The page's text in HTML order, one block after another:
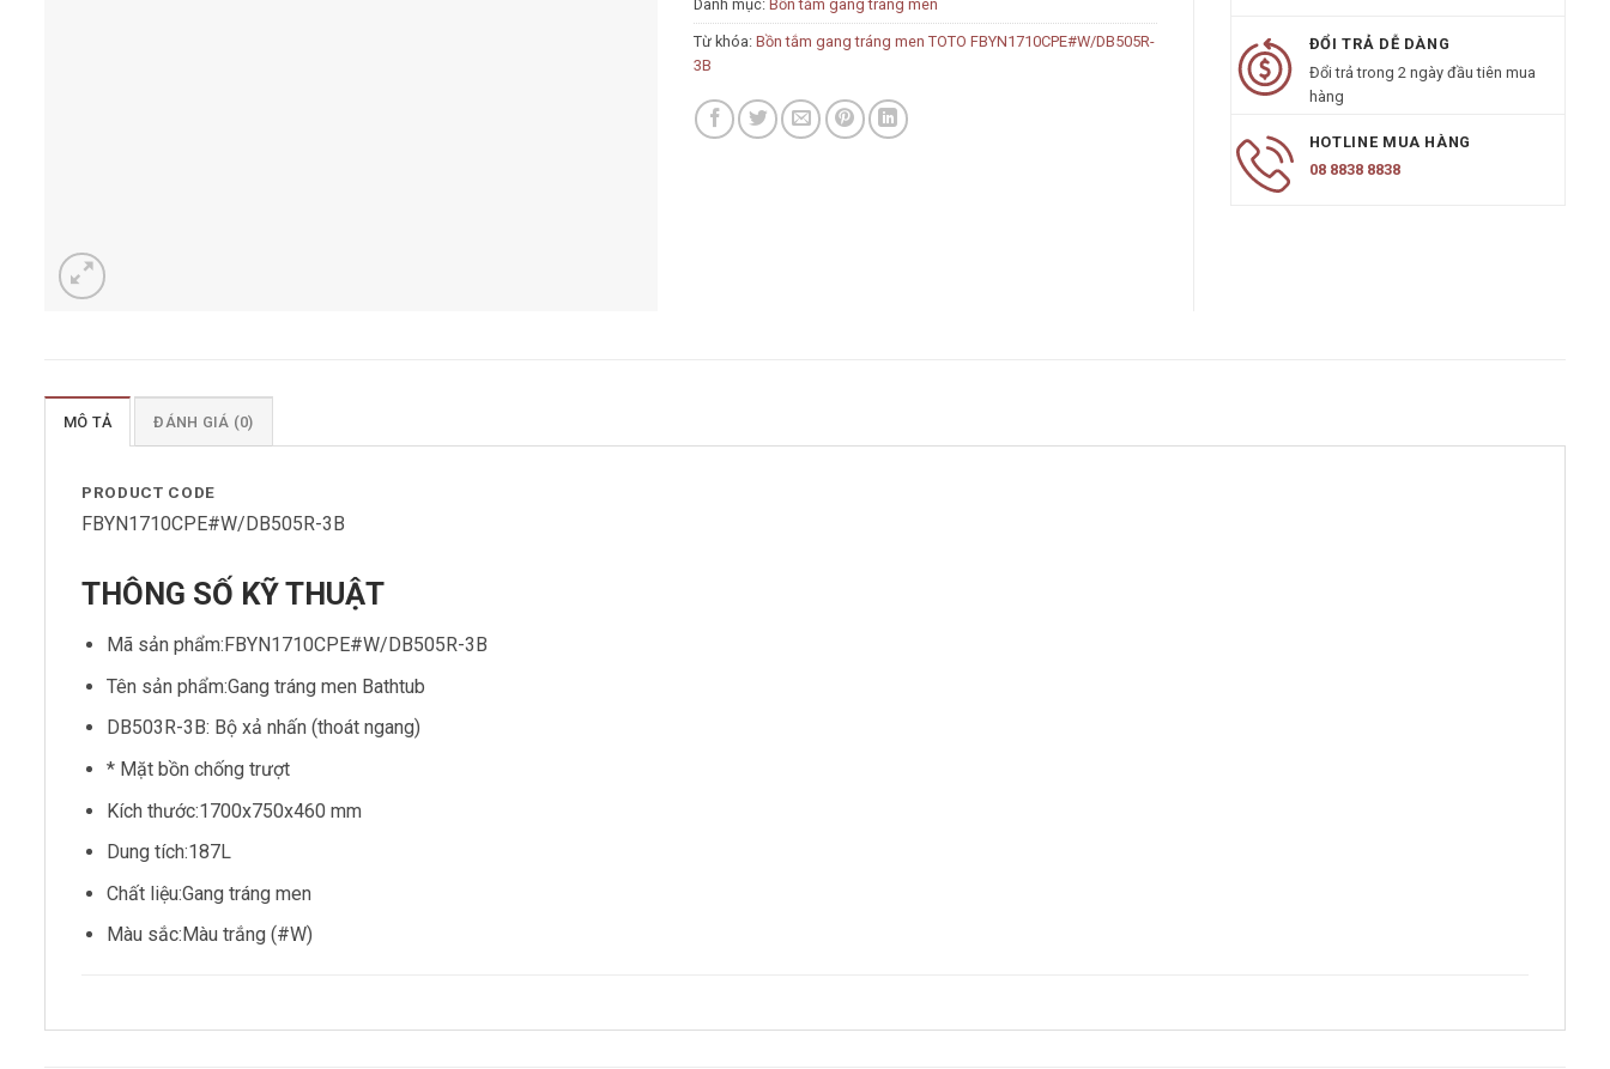
Danh mục: Bồn tắm gang tráng men
Từ khóa: Bồn tắm gang tráng men TOTO FBYN1710CPE#W/DB505R-
3B
ĐỔI TRẢ DỄ DÀNG
Đổi trả trong 2 ngày đầu tiên mua
hàng
HOTLINE MUA HÀNG
08 8838 8838
MÔ TẢ ĐÁNH GIÁ (0)
PRODUCT CODE
FBYN1710CPE#W/DB505R-3B
THÔNG SỐ KỸ THUẬT
Mã sản phẩm:FBYN1710CPE#W/DB505R-3B
Tên sản phẩm:Gang tráng men Bathtub
DB503R-3B: Bộ xả nhấn (thoát ngang)
* Mặt bồn chống trượt
Kích thước:1700x750x460 mm
Dung tích:187L
Chất liệu:Gang tráng men
Màu sắc:Màu trắng (#W)